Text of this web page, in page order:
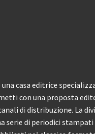
casa editrice
con una proposta
di distribuzione. La
serie di periodici stampati